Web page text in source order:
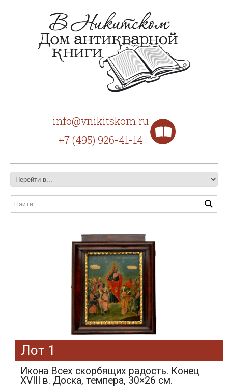
info@vnikitskom.ru
+7 (495) 926-41-14
Лот 1
Икона Всех скорбящих радость. Конец
XVIII в. Доска, темпера, 30×26 см.